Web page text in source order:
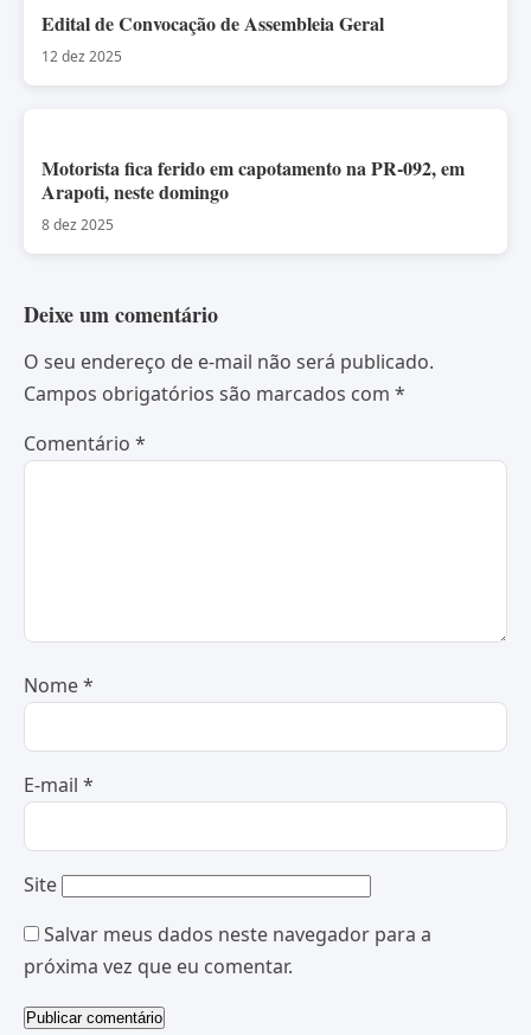
Edital de Convocação de Assembleia Geral
12 dez 2025
Motorista fica ferido em capotamento na PR-092, em
Arapoti, neste domingo
8 dez 2025
Deixe um comentário
O seu endereço de e-mail não será publicado.
Campos obrigatórios são marcados com *
Comentário *
Nome*
E-mail *
Site
Salvar meus dados neste navegador para a
próxima vez que eu comentar.